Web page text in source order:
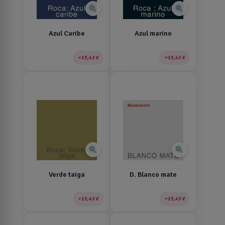
zoom_in
Azul Caribe
15,43 €
zoom_in
Azul marino
15,43 €
zoom_in
Verde taiga
15,43 €
zoom_in
D. Blanco mate
15,43 €